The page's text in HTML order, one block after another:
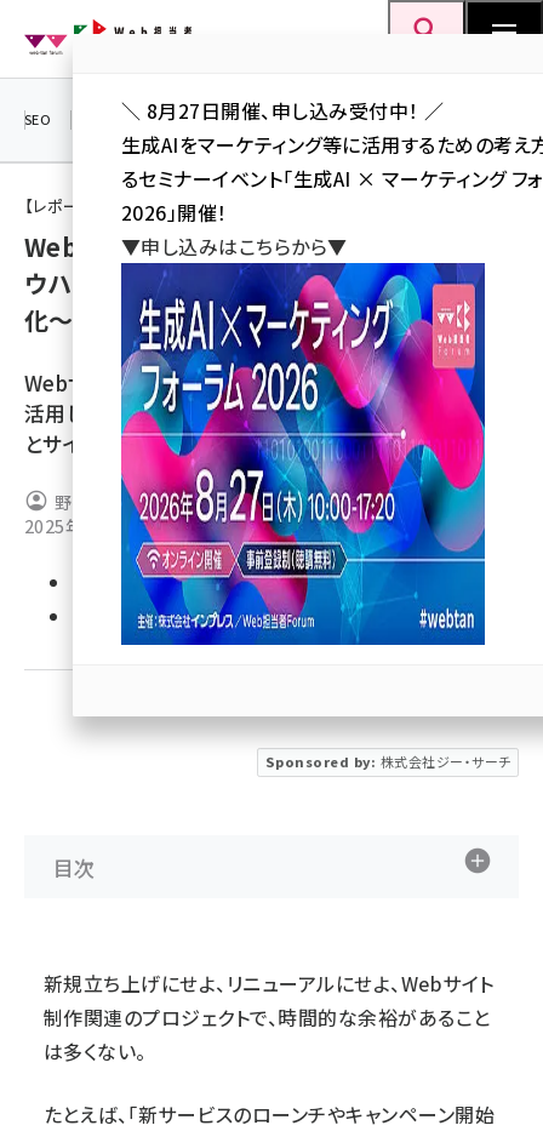
ン
seo (3538)
ai (2820)
youtube (2444)
note (2322)
セミナー (2315)
z世代 (1629)
meo (1281)
llmo (1167)
SEO マーケティング／広告 AI SNS アクセス解析／データ分析
【レポート】Web担当者Forumミーティング 2025 秋
Webサイトを短期間で構築するための実践ノ
ウハウ～事例で学ぶCMS活用とAIによる効率
化～
Webサイトを短期間で構築するためのノウハウや、AIを
活用したコンテンツ制作の効率化手法をジー・サーチ
とサイトコアが解説。
野本 纏花[執筆]
2025年12月18日 7:05
優先するニュース提供元に追加
Sponsored by: 株式会社ジー・サーチ
目次
新規立ち上げにせよ、リニューアルにせよ、Webサイト
制作関連のプロジェクトで、時間的な余裕があること
は多くない。
たとえば、「新サービスのローンチやキャンペーン開始
＼ 8月27日開催、申し込み受付中！ ／
生成AIをマーケティング等に活用するための考え
るセミナーイベント「生成AI × マーケティング フ
2026」開催！
▼申し込みはこちらから▼